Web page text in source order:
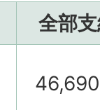
全部